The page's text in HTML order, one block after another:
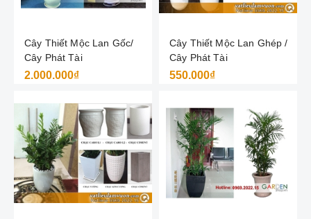
Cây Thiết Mộc Lan Gốc/
Cây Phát Tài
2.000.000₫
Cây Thiết Mộc Lan Ghép /
Cây Phát Tài
550.000₫